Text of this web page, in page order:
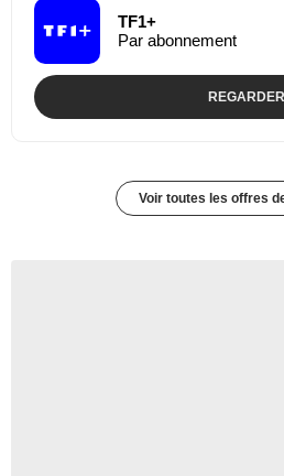
TF1+
Par abonnement
REGARDER
Voir toutes les offres